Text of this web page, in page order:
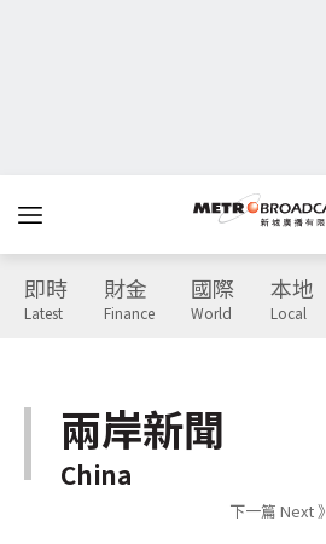
即時
Latest
財金
Finance
國際
World
本地
Local
兩岸新聞
China
下一篇 Next 》